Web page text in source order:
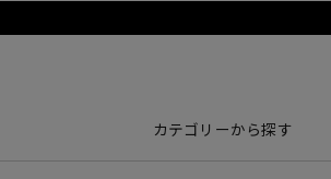
カテゴリーから探す